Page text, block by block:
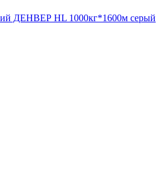
ДЕНВЕР HL 1000кг*1600м серый